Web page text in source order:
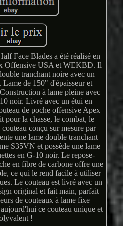
Face Blades a été réalisé en
Offensive USA et WEKBD. Il
tranchant noire avec un
Lame de 150" d'épaisseur et
à lame pleine avec
noir. Livré avec un étui en
de poche offensive Apex
pour la chasse, le combat, le
conçu sur mesure par
une lame double tranchant
S35VN et possède une lame
en G-10 noir. Le repose-
en fibre de carbone offre une
ce qui le rend facile à utiliser
Le couteau est livré avec un
original et fait main, parfait
de couteaux à lame fixe
ce couteau unique et
!